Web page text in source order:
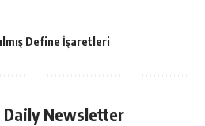
Define İşaretleri
Daily Newsletter